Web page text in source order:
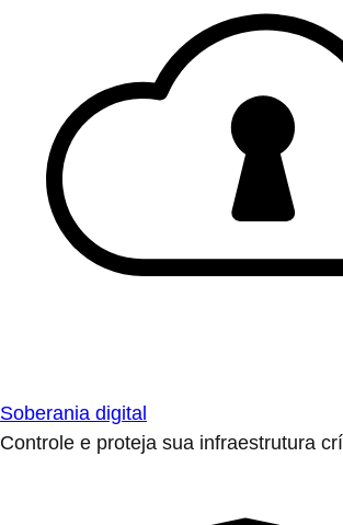
Soberania digital
Controle e proteja sua infraestrutura